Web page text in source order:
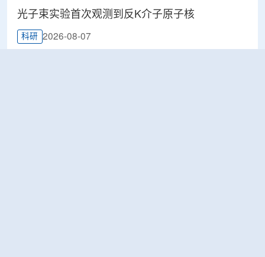
光子束实验首次观测到反K介子原子核
科研 2026-08-07